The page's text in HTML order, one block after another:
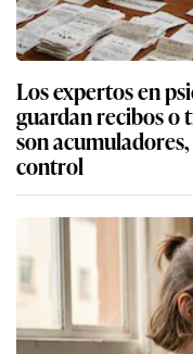
Los expertos en
guardan recibos o
son
control